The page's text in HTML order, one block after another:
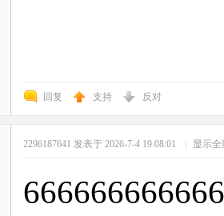
回复 支持 反对
2296187641 发表于 2026-7-4 19:08:01 | 显示